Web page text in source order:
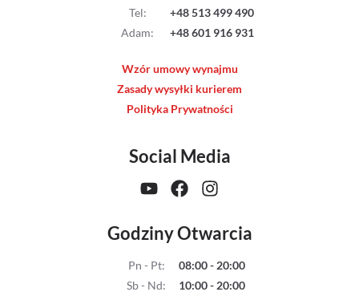
Tel:
+48 513 499 490
Adam: +48 601 916 931
Wzór umowy wynajmu
Zasady wysyłki kurierem
Polityka Prywatności
Social Media
Godziny Otwarcia
Pn - Pt:
08:00 - 20:00
Sb - Nd: 10:00 - 20:00